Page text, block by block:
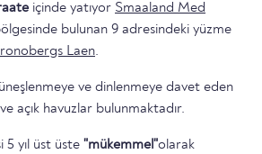
içinde yatıyor Smaaland Med
bulunan 9 adresindeki yüzme
Laen.
ve dinlenmeye davet eden
açık havuzlar bulunmaktadır.
5 yıl üst üste "mükemmel"olarak